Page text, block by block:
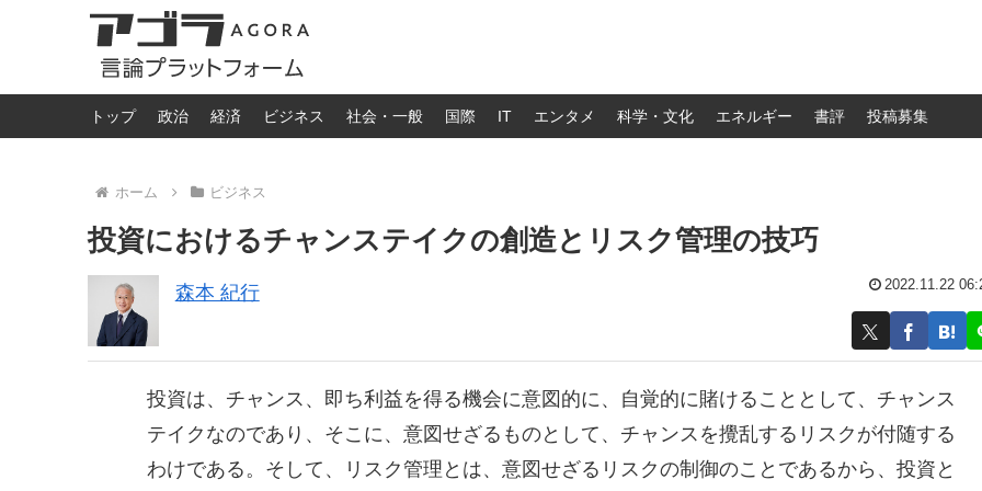
トップ 政治 経済 ビジネス 社会・一般 国際 IT エンタメ 科学・文化 エネルギー 書評 投稿募集
ホーム ビジネス
投資におけるチャンステイクの創造とリスク管理の技巧
森本 紀行 2022.11.22
投資は、チャンス、即ち利益を得る機会に意図的に、自覚的に賭けることとして、チャンス
テイクなのであり、そこに、意図せざるものとして、チャンスを攪乱するリスクが付随する
わけである。そして、リスク管理とは、意図せざるリスクの制御のことであるから、投資と